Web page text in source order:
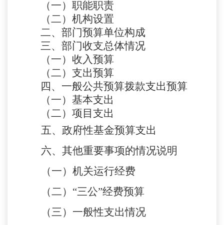
（一）职能职责
（二）机构设置
二、部门预算单位构成
三、部门收支总体情况
（一）收入预算
（二）支出预算
四、一般公共预算拨款支出预算
（一）基本支出
（二）项目支出
五、政府性基金预算支出
六、其他重要事项的情况说明
（一）机关运行经费
（二） “三公”经费预算
（三）一般性支出情况